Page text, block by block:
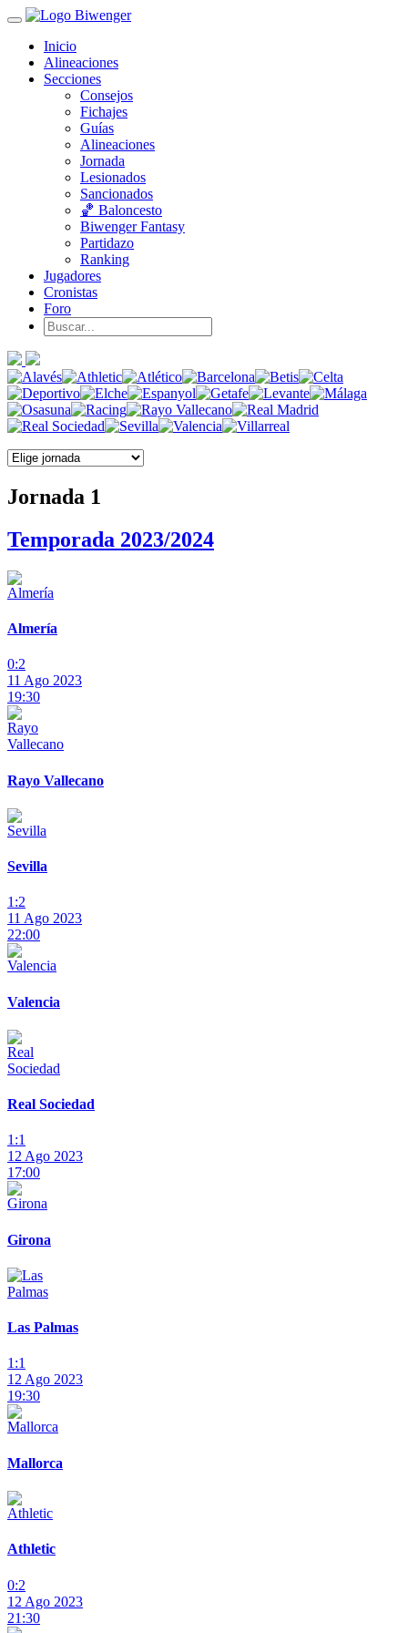
Inicio
Alineaciones
Secciones
Consejos
Fichajes
Guías
Alineaciones
Jornada
Lesionados
Sancionados
🏀 Baloncesto
Biwenger Fantasy
Partidazo
Ranking
Jugadores
Cronistas
Foro
Jornada 1
Temporada 2023/2024
Almería
0:2
11 Ago 2023
19:30
Rayo Vallecano
Sevilla
1:2
11 Ago 2023
22:00
Valencia
Real Sociedad
1:1
12 Ago 2023
17:00
Girona
Las Palmas
1:1
12 Ago 2023
19:30
Mallorca
Athletic
0:2
12 Ago 2023
21:30